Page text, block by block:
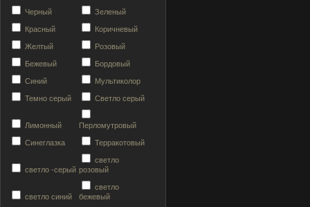
Черный Зеленый
Красный Коричневый
Желтый Розовый
Бежевый Бордовый
Синий Мультиколор
Темно серый Светло серый
Лимонный Перломутровый
Синеглазка Терракотовый
светло -серый
светло
розовый
светло синий
светло
бежевый